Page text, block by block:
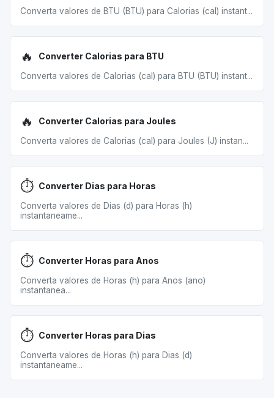
Converta valores de BTU (BTU) para Calorias (cal) instant...
🔥 Converter Calorias para BTU
Converta valores de Calorias (cal) para BTU (BTU) instant...
🔥 Converter Calorias para Joules
Converta valores de Calorias (cal) para Joules (J) instan...
⏱️ Converter Dias para Horas
Converta valores de Dias (d) para Horas (h)
instantaneame...
⏱️ Converter Horas para Anos
Converta valores de Horas (h) para Anos (ano)
instantanea...
⏱️ Converter Horas para Dias
Converta valores de Horas (h) para Dias (d)
instantaneame...